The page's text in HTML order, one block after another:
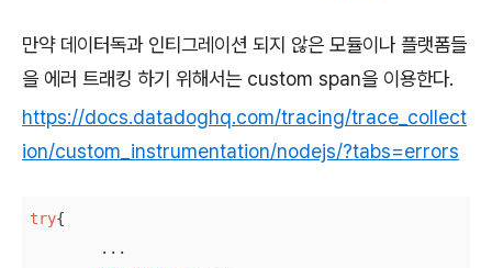
만약 데이터독과 인티그레이션 되지 않은 모듈이나 플랫폼들
을 에러 트래킹 하기 위해서는 custom span을 이용한다.
https://docs.datadoghq.com/tracing/trace_collect
ion/custom_instrumentation/nodejs/?tabs=errors
try{